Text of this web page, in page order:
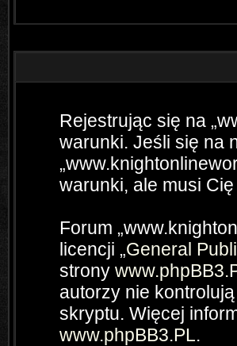
Rejestrując się na
warunki. Jeśli się na
warunki, ale musi
Forum
licencji „General
strony
autorzy nie
skryptu. Więcej
www.phpBB3.PL.